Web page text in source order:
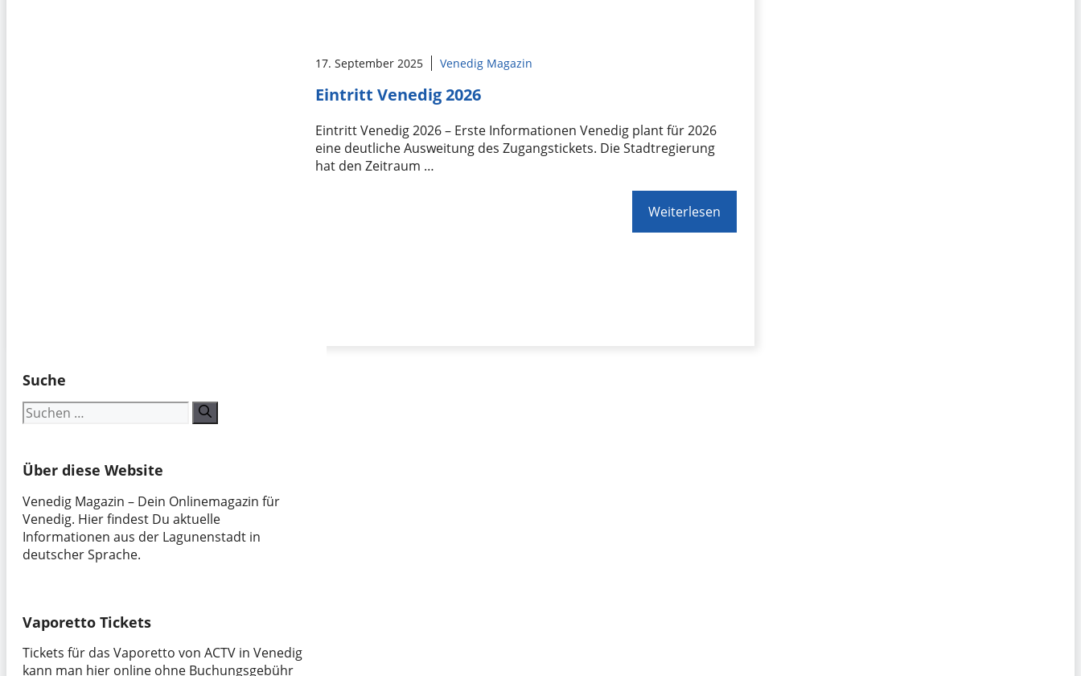
17. September 2025 Venedig Magazin
Eintritt Venedig 2026
Eintritt Venedig 2026 – Erste Informationen Venedig plant für 2026
eine deutliche Ausweitung des Zugangstickets. Die Stadtregierung
hat den Zeitraum …
Weiterlesen
Suche
Suchen
nach:
Über diese Website
Venedig Magazin – Dein Onlinemagazin für
Venedig. Hier findest Du aktuelle
Informationen aus der Lagunenstadt in
deutscher Sprache.
Vaporetto Tickets
Tickets für das Vaporetto von ACTV in Venedig
kann man hier online ohne Buchungsgebühr